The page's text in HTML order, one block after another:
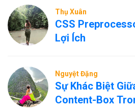
Thụ Xuân
CSS
Lợi Ích
Nguyệt Đặng
Sự Khác Biệt
Content-Box